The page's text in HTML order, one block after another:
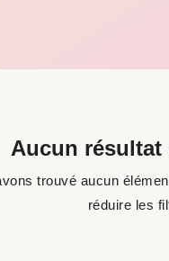
Aucun résultat
trouvé aucun
réduire les